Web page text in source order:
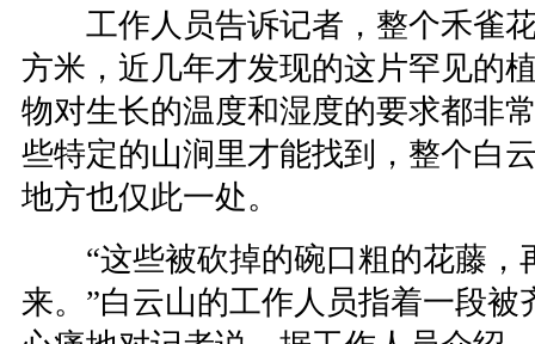
工作人员告诉记者，整个禾雀花
方米，近几年才发现的这片罕见的
物对生长的温度和湿度的要求都非
些特定的山涧里才能找到，整个白
地方也仅此一处。
“这些被砍掉的碗口粗的花藤，
来。”白云山的工作人员指着一段被